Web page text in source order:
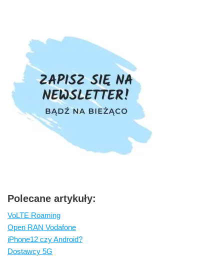
Polecane artykuły:
VoLTE Roaming
Open RAN Vodafone
iPhone12 czy Android?
Dostawcy 5G